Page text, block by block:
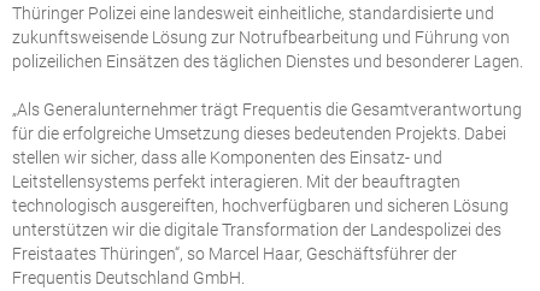
Thüringer Polizei eine landesweit einheitliche, standardisierte und
zukunftsweisende Lösung zur Notrufbearbeitung und Führung von
polizeilichen Einsätzen des täglichen Dienstes und besonderer Lagen.
„Als Generalunternehmer trägt Frequentis die Gesamtverantwortung
für die erfolgreiche Umsetzung dieses bedeutenden Projekts. Dabei
stellen wir sicher, dass alle Komponenten des Einsatz- und
Leitstellensystems perfekt interagieren. Mit der beauftragten
technologisch ausgereiften, hochverfügbaren und sicheren Lösung
unterstützen wir die digitale Transformation der Landespolizei des
Freistaates Thüringen“, so Marcel Haar, Geschäftsführer der
Frequentis Deutschland GmbH.